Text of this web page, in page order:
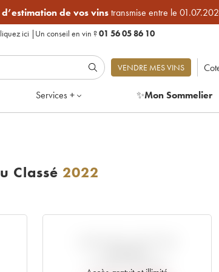
de vos vinstransmise entre le
ici | Un conseil en vin ?01 56 05 86 10
VENDRE MES VINS
Services + ✨Mon Sommelier
Classé 2022